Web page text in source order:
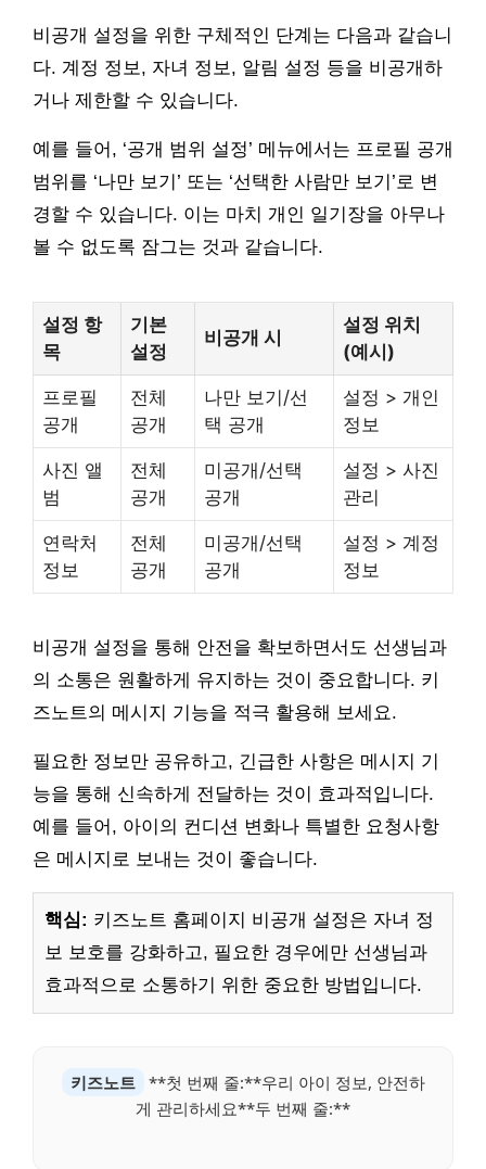
비공개 설정을 위한 구체적인 단계는 다음과 같습니
다. 계정 정보, 자녀 정보, 알림 설정 등을 비공개하
거나 제한할 수 있습니다.
예를 들어, ‘공개 범위 설정’ 메뉴에서는 프로필 공개
범위를 ‘나만 보기’ 또는 ‘선택한 사람만 보기’로 변
경할 수 있습니다. 이는 마치 개인 일기장을 아무나
볼 수 없도록 잠그는 것과 같습니다.
설정 항
목
기본
설정
비공개 시
설정 위치
(예시)
프로필
공개
전체
공개
나만 보기/선
택 공개
설정 > 개인
정보
사진 앨
범
전체
공개
미공개/선택
공개
설정 > 사진
관리
연락처
정보
전체
공개
미공개/선택
공개
설정 > 계정
정보
비공개 설정을 통해 안전을 확보하면서도 선생님과
의 소통은 원활하게 유지하는 것이 중요합니다. 키
즈노트의 메시지 기능을 적극 활용해 보세요.
필요한 정보만 공유하고, 긴급한 사항은 메시지 기
능을 통해 신속하게 전달하는 것이 효과적입니다.
예를 들어, 아이의 컨디션 변화나 특별한 요청사항
은 메시지로 보내는 것이 좋습니다.
핵심: 키즈노트 홈페이지 비공개 설정은 자녀 정
보 보호를 강화하고, 필요한 경우에만 선생님과
효과적으로 소통하기 위한 중요한 방법입니다.
키즈노트
**첫 번째 줄:**우리 아이 정보, 안전하
게 관리하세요**두 번째 줄:**